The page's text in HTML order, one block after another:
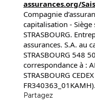
assurances.org/
Compagnie
capitalisation -
STRASBOURG.
assurances. S.A. au
STRASBOURG 548
correspondance à :
STRASBOURG
FR340363_01KAMH).
Partagez